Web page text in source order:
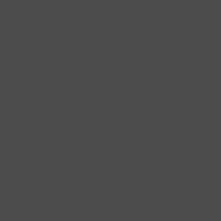
Sentry‘. Gelbgrüne, aufrechte Blütendolden
in die Nähe und dienen ihnen als Lebensraum
und stehen in großer Zahl zusammen. Im
auf allen normalen Gartenböden und sollte
viel aus, sodass er an warmen Tagen mit seiner